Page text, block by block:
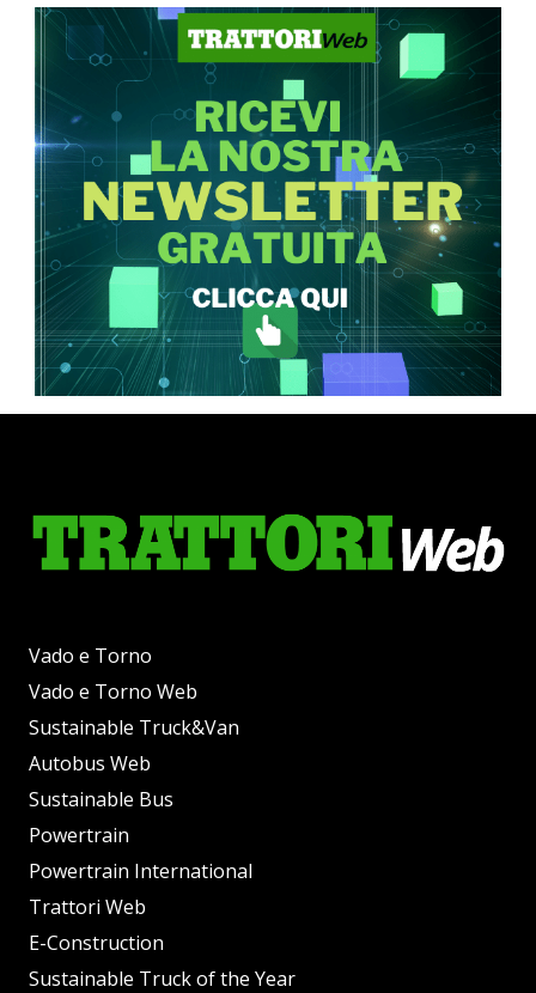
Vado e Torno
Vado e Torno Web
Sustainable Truck&Van
Autobus Web
Sustainable Bus
Powertrain
Powertrain International
Trattori Web
E-Construction
Sustainable Truck of the Year